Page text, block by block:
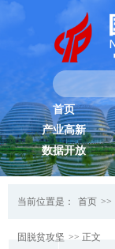
首页
产业高新
数据开放
当前位置是： 首页 >>
固脱贫攻坚 >> 正文